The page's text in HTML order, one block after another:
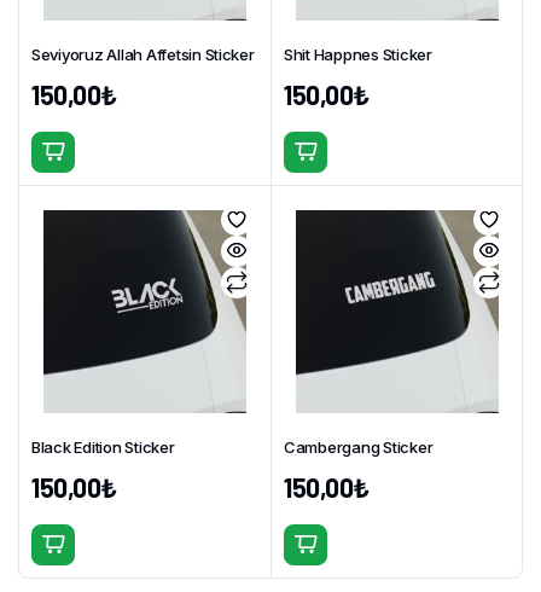
seçilebilir
Seviyoruz Allah Affetsin Sticker
150,00₺
Bu
ürünün
ürün
Shit Happnes Sticker
150,00₺
Bu
ürünün
varyasyonu
ürün
Black Edition Sticker
150,00₺
Bu
ürünün
Cambergang Sticker
150,00₺
Bu
ürünün